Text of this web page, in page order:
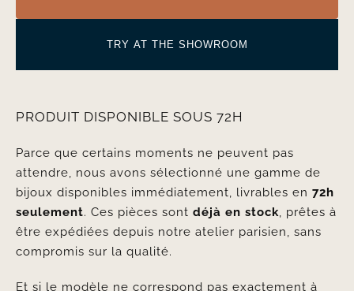
TRY AT THE SHOWROOM
PRODUIT DISPONIBLE SOUS 72H
Parce que certains moments ne peuvent pas
attendre, nous avons sélectionné une gamme de
bijoux disponibles immédiatement, livrables en 72h
seulement. Ces pièces sont déjà en stock, prêtes à
être expédiées depuis notre atelier parisien, sans
compromis sur la qualité.
Et si le modèle ne correspond pas exactement à